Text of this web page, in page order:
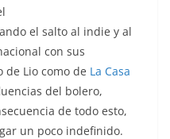
el salto al indie y al
con sus
Lio como de La Casa
del bolero,
de todo esto,
un poco indefinido.